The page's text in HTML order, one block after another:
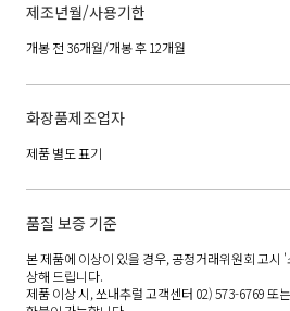
제조년월/사용기한
개봉 전 36개월/개봉 후 12개월
화장품제조업자
제품 별도 표기
품질 보증 기준
본 제품에 이상이 있을 경우, 공정거래위원회 고시
상해 드립니다.
제품 이상 시, 쏘내추럴 고객센터 02) 573-6769 또